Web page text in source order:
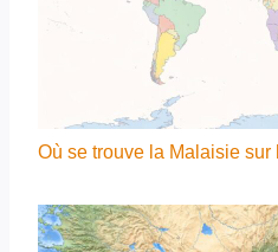
Où se trouve la Malaisie sur